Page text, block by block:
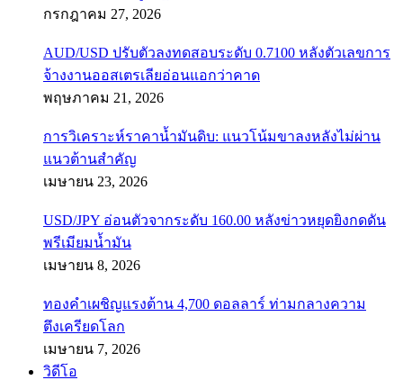
กรกฎาคม 27, 2026
AUD/USD ปรับตัวลงทดสอบระดับ 0.7100 หลังตัวเลขการ
จ้างงานออสเตรเลียอ่อนแอกว่าคาด
พฤษภาคม 21, 2026
การวิเคราะห์ราคาน้ำมันดิบ: แนวโน้มขาลงหลังไม่ผ่าน
แนวต้านสำคัญ
เมษายน 23, 2026
USD/JPY อ่อนตัวจากระดับ 160.00 หลังข่าวหยุดยิงกดดัน
พรีเมียมน้ำมัน
เมษายน 8, 2026
ทองคำเผชิญแรงต้าน 4,700 ดอลลาร์ ท่ามกลางความ
ตึงเครียดโลก
เมษายน 7, 2026
วิดีโอ